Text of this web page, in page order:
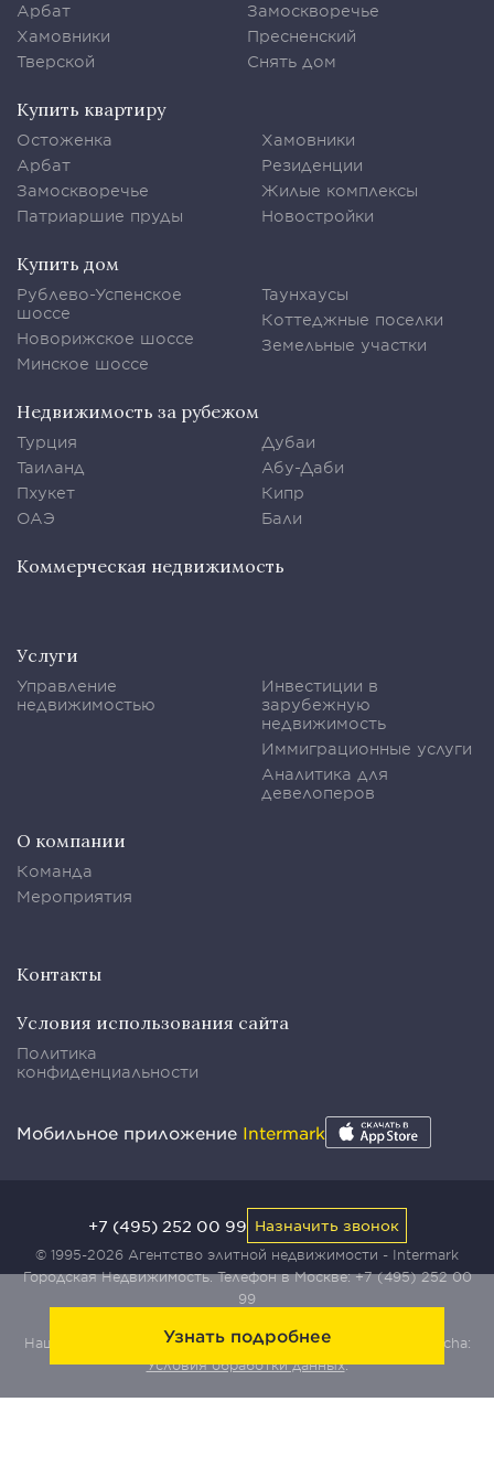
Узнать подробнее
Арбат
Хамовники
Тверской
Замоскворечье
Пресненский
Снять дом
Купить квартиру
Остоженка
Арбат
Замоскворечье
Патриаршие пруды
Хамовники
Резиденции
Жилые комплексы
Новостройки
Купить дом
Рублево-Успенское
шоссе
Новорижское шоссе
Минское шоссе
Таунхаусы
Коттеджные поселки
Земельные участки
Недвижимость за рубежом
Турция
Таиланд
Пхукет
ОАЭ
Дубаи
Абу-Даби
Кипр
Бали
Коммерческая недвижимость
Услуги
Управление
недвижимостью
Инвестиции в
зарубежную
недвижимость
Иммиграционные услуги
Аналитика для
девелоперов
О компании
Команда
Мероприятия
Контакты
Условия использования сайта
Политика
конфиденциальности
Мобильное приложение Intermark
© 1995-2026 Агентство элитной недвижимости - Intermark
Городская Недвижимость. Телефон в Москве:+7 (495) 252 00
99
Наш сайт защищен с помощью сервиса Yandex SmartCaptcha:
Условия обработки данных.
+7 (495) 252 00 99 Назначить звонок